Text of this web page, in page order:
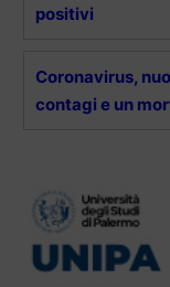
positivi
Coronavirus,
contagi e un